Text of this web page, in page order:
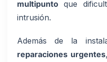
multipunto que
intrusión.
Además de la
reparaciones urgentes,